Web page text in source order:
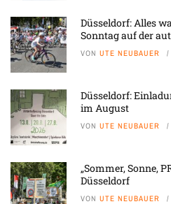
Düsseldorf: Alles
Sonntag auf der
VON UTE NEUBAUER
Düsseldorf:
im August
VON UTE NEUBAUER
„Sommer, Sonne,
Düsseldorf
VON UTE NEUBAUER